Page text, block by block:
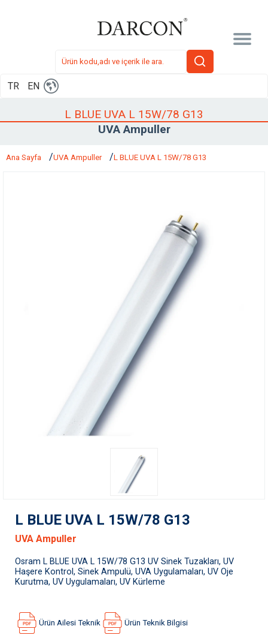
TR EN
L BLUE UVA L 15W/78 G13
UVA Ampuller
Ana Sayfa UVA Ampuller L BLUE UVA L 15W/78 G13
L BLUE UVA L 15W/78 G13
UVA Ampuller
Osram L BLUE UVA L 15W/78 G13 UV Sinek Tuzakları, UV
Haşere Kontrol, Sinek Ampulü, UVA Uygulamaları, UV Oje
Kurutma, UV Uygulamaları, UV Kürleme
Ürün Ailesi Teknik Ürün Teknik Bilgisi